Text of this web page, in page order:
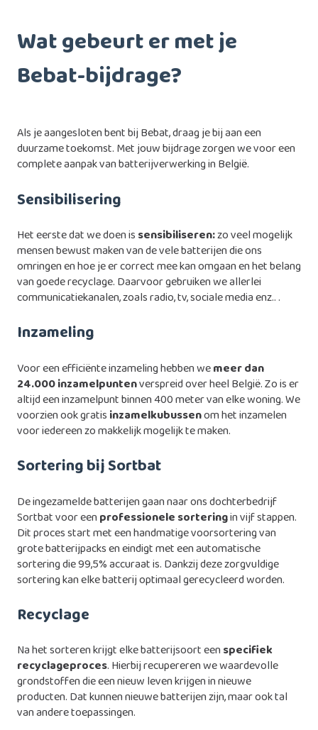
Wat gebeurt er met je
Bebat-bijdrage?
Als je aangesloten bent bij Bebat, draag je bij aan een
duurzame toekomst. Met jouw bijdrage zorgen we voor een
complete aanpak van batterijverwerking in België.
Sensibilisering
Het eerste dat we doen is sensibiliseren:zo veel mogelijk
mensen bewust maken van de vele batterijen die ons
omringen en hoe je er correct mee kan omgaan en het belang
van goede recyclage. Daarvoor gebruiken we allerlei
communicatiekanalen, zoals radio, tv, sociale media enz.. .
Inzameling
Voor een efficiënte inzameling hebben wemeer dan
24.000 inzamelpuntenverspreid over heel België. Zo is er
altijd een inzamelpunt binnen 400 meter van elke woning. We
voorzien ook gratis inzamelkubussenom het inzamelen
voor iedereen zo makkelijk mogelijk te maken.
Sortering bij Sortbat
De ingezamelde batterijen gaan naar ons dochterbedrijf
Sortbat voor eenprofessionele sorteringin vijf stappen.
Dit proces start met een handmatige voorsortering van
grote batterijpacks en eindigt met een automatische
sortering die 99,5% accuraat is. Dankzij deze zorgvuldige
sortering kan elke batterij optimaal gerecycleerd worden.
Recyclage
Na het sorteren krijgt elke batterijsoort eenspecifiek
recyclageproces. Hierbij recupereren we waardevolle
grondstoffen die een nieuw leven krijgen in nieuwe
producten. Dat kunnen nieuwe batterijen zijn, maar ook tal
van andere toepassingen.